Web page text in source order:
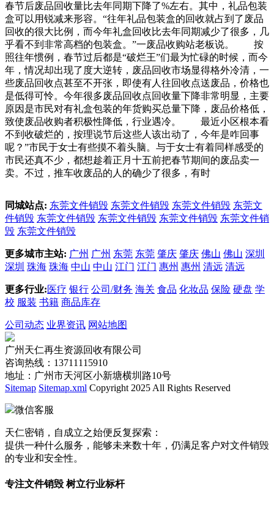
春节后废品回收量比去年同期下降了%左右。其中，礼品包装
盒可以用锐减来形容。“往年礼品包装盒的回收就占到了废品
回收的很大比例，而今年礼盒回收比去年同期减少了很多，几
乎看不到非常高档的包装盒。”一废品收购站老板说。 按
照往年惯例，春节过后都是“破烂王”们最为忙碌的时候，而今
年，情况却出现了度大逆转，废品回收市场显得格外冷清，一
些废品回收点甚至不开张，即使有人往回收点送废品，价格也
是低得可怜。今年很多废品回收点回收量下降非常明显，主要
原因是市民对有礼盒包装的年货购买总量下降，废品价格低，
致使废品收购者积极性降低，行业遇冷。 最近小区根本看
不到收破烂的，按理说节后这些人该出动了，今年是咋回事
呢？”市民于女士有些摸不着头脑。与于女士有着同样感受的
市民还真不少，都想趁着正月十五前把春节期间的废品卖一
卖。不过，推车收废品的人的确少了很多，有时
同城站点: 东莞文件销毁 东莞文件销毁 东莞文件销毁 东莞文
件销毁 东莞文件销毁 东莞文件销毁 东莞文件销毁 东莞文件销
毁 东莞文件销毁
更多城市主站: 广州 广州 东莞 东莞 肇庆 肇庆 佛山 佛山 深圳
深圳 珠海 珠海 中山 中山 江门 江门 惠州 惠州 清远 清远
更多行业:医疗 银行 公司/财务 海关 食品 化妆品 保险 硬盘 学
校 服装 书籍 商品库存
公司动态 业界资讯 网站地图
广州天仁再生资源回收有限公司
咨询热线：13711115910
地址：广州市天河区小新塘横圳路10号
Sitemap Sitemap.xml Copyright 2025 All Rights Reserved
微信客服
天仁密销，自成立之始便反复探索：
提供一种什么服务，能够未来数十年，仍满足客户对文件销毁
的专业和安全性。
专注文件销毁 树立行业标杆